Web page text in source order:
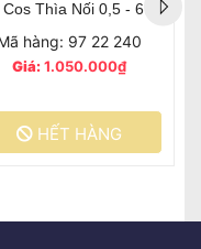
25
Mã hàng: 97 54 25
Giá:11.610.000₫
HẾT HÀNG